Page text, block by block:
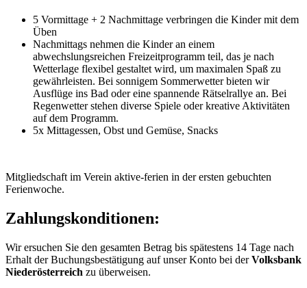
5 Vormittage + 2 Nachmittage verbringen die Kinder mit dem
Üben
Nachmittags nehmen die Kinder an einem
abwechslungsreichen Freizeitprogramm teil, das je nach
Wetterlage flexibel gestaltet wird, um maximalen Spaß zu
gewährleisten. Bei sonnigem Sommerwetter bieten wir
Ausflüge ins Bad oder eine spannende Rätselrallye an. Bei
Regenwetter stehen diverse Spiele oder kreative Aktivitäten
auf dem Programm.
5x Mittagessen, Obst und Gemüse, Snacks
Mitgliedschaft im Verein aktive-ferien in der ersten gebuchten
Ferienwoche.
Zahlungskonditionen:
Wir ersuchen Sie den gesamten Betrag bis spätestens 14 Tage nach
Erhalt der Buchungsbestätigung auf unser Konto bei derVolksbank
Niederösterreich zu überweisen.